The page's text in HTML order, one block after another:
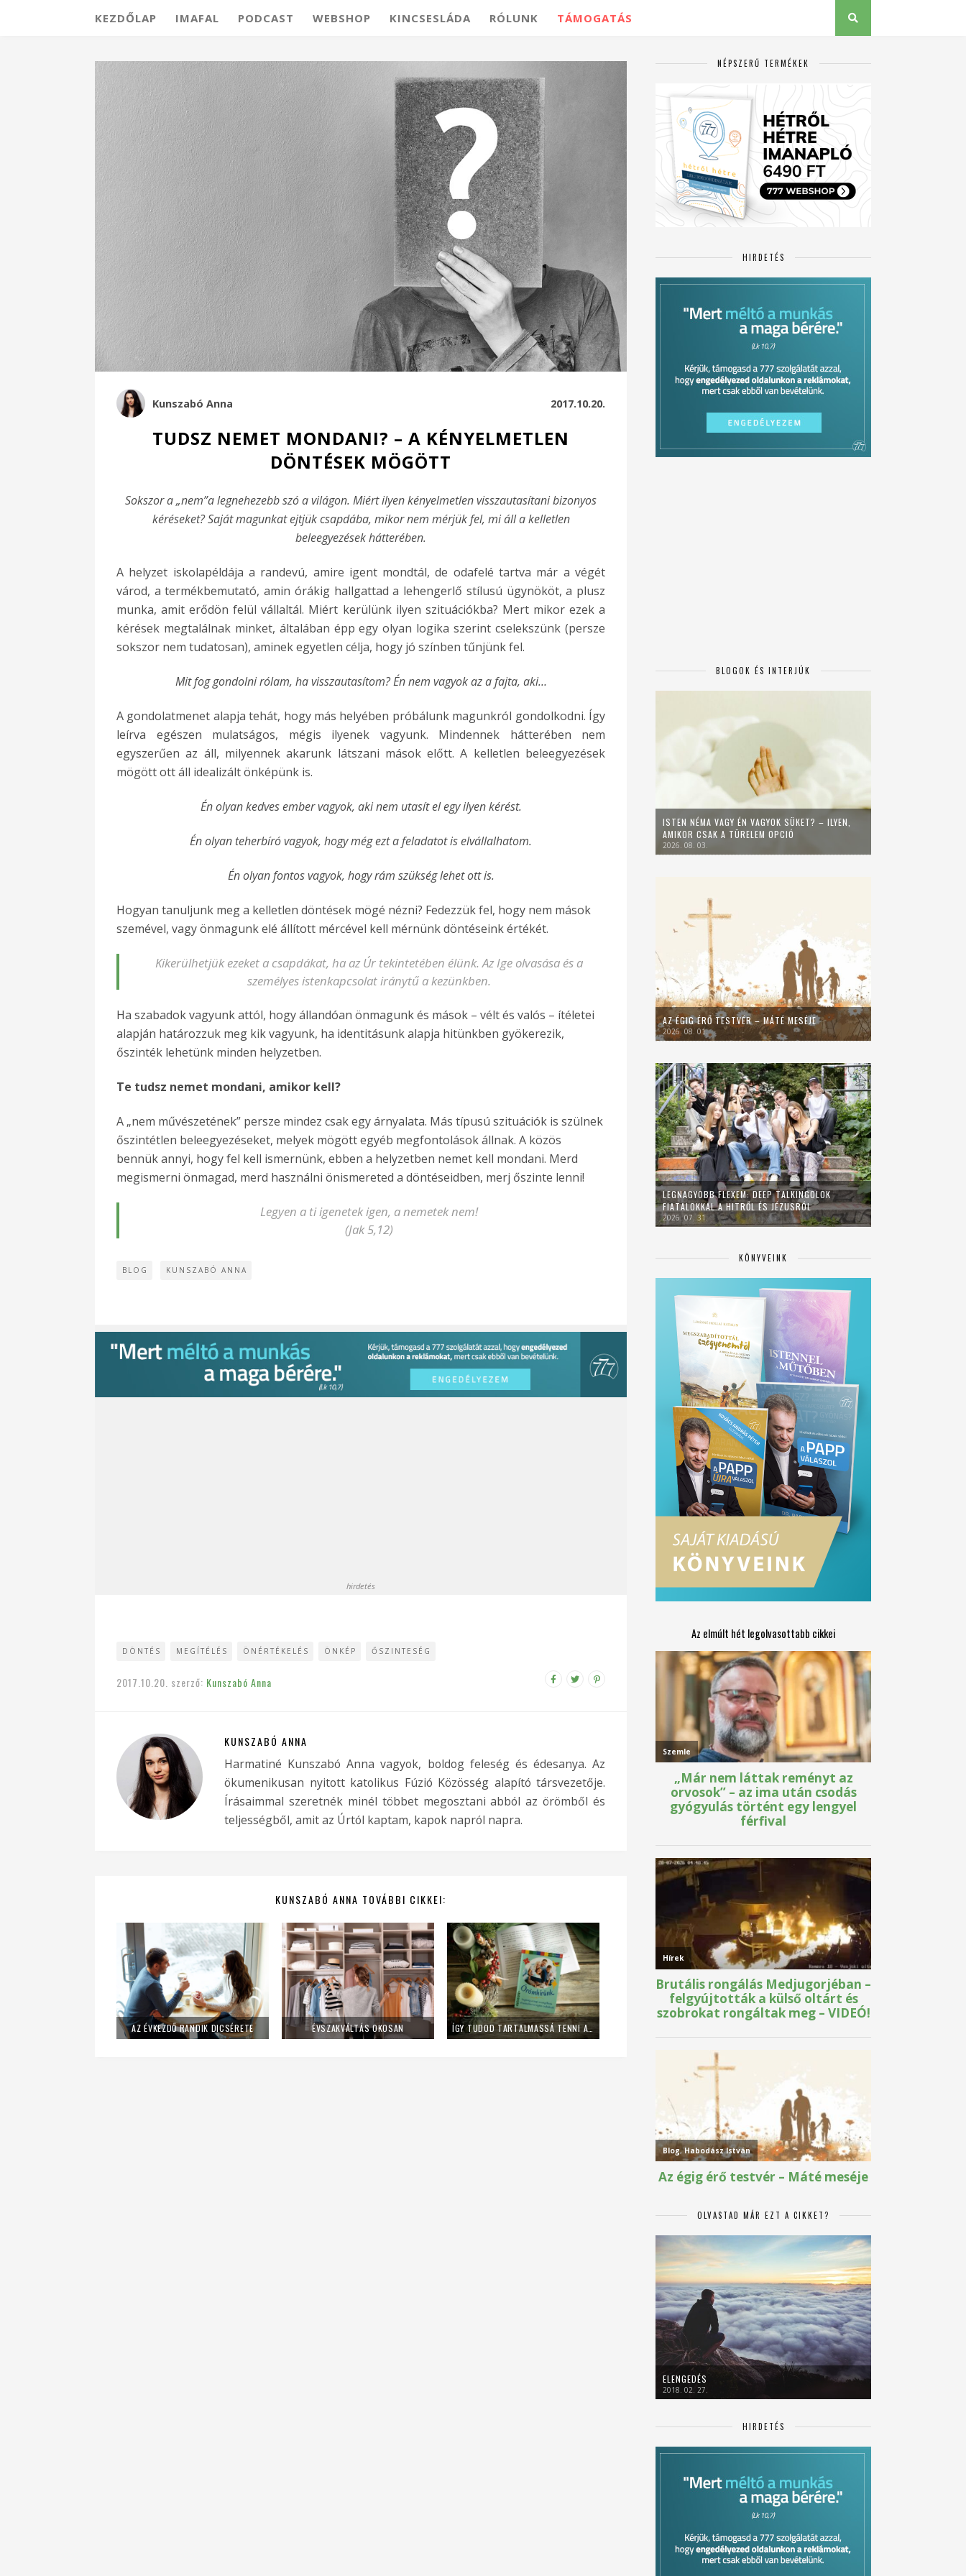
KEZDŐLAP IMAFAL PODCAST WEBSHOP KINCSESLÁDA RÓLUNK TÁMOGATÁS
Kunszabó Anna 2017.10.20.
TUDSZ NEMET MONDANI? – A KÉNYELMETLEN
DÖNTÉSEK MÖGÖTT
Sokszor a „nem”a legnehezebb szó a világon. Miért ilyen kényelmetlen visszautasítani bizonyos
kéréseket? Saját magunkat ejtjük csapdába, mikor nem mérjük fel, mi áll a kelletlen
beleegyezések hátterében.
A helyzet iskolapéldája a randevú, amire igent mondtál, de odafelé tartva már a végét
várod, a termékbemutató, amin órákig hallgattad a lehengerlő stílusú ügynököt, a plusz
munka, amit erődön felül vállaltál. Miért kerülünk ilyen szituációkba? Mert mikor ezek a
kérések megtalálnak minket, általában épp egy olyan logika szerint cselekszünk (persze
sokszor nem tudatosan), aminek egyetlen célja, hogy jó színben tűnjünk fel.
Mit fog gondolni rólam, ha visszautasítom? Én nem vagyok az a fajta, aki…
A gondolatmenet alapja tehát, hogy más helyében próbálunk magunkról gondolkodni. Így
leírva egészen mulatságos, mégis ilyenek vagyunk. Mindennek hátterében nem
egyszerűen az áll, milyennek akarunk látszani mások előtt. A kelletlen beleegyezések
mögött ott áll idealizált önképünk is.
Én olyan kedves ember vagyok, aki nem utasít el egy ilyen kérést.
Én olyan teherbíró vagyok, hogy még ezt a feladatot is elvállalhatom.
Én olyan fontos vagyok, hogy rám szükség lehet ott is.
Hogyan tanuljunk meg a kelletlen döntések mögé nézni? Fedezzük fel, hogy nem mások
szemével, vagy önmagunk elé állított mércével kell mérnünk döntéseink értékét.
Kikerülhetjük ezeket a csapdákat, ha az Úr tekintetében élünk. Az Ige olvasása és a
személyes istenkapcsolat iránytű a kezünkben.
Ha szabadok vagyunk attól, hogy állandóan önmagunk és mások – vélt és valós – ítéletei
alapján határozzuk meg kik vagyunk, ha identitásunk alapja hitünkben gyökerezik,
őszinték lehetünk minden helyzetben.
Te tudsz nemet mondani, amikor kell?
A „nem művészetének” persze mindez csak egy árnyalata. Más típusú szituációk is szülnek
őszintétlen beleegyezéseket, melyek mögött egyéb megfontolások állnak. A közös
bennük annyi, hogy fel kell ismernünk, ebben a helyzetben nemet kell mondani. Merd
megismerni önmagad, merd használni önismereted a döntéseidben, merj őszinte lenni!
Legyen a ti igenetek igen, a nemetek nem!
(Jak 5,12)
BLOG KUNSZABÓ ANNA
hirdetés
DÖNTÉS MEGÍTÉLÉS ÖNÉRTÉKELÉS ÖNKÉP ŐSZINTESÉG
2017.10.20. szerző: Kunszabó Anna
KUNSZABÓ ANNA
Harmatiné Kunszabó Anna vagyok, boldog feleség és édesanya. Az
ökumenikusan nyitott katolikus Fúzió Közösség alapító társvezetője.
Írásaimmal szeretnék minél többet megosztani abból az örömből és
teljességből, amit az Úrtól kaptam, kapok napról napra.
KUNSZABÓ ANNA TOVÁBBI CIKKEI:
AZ ÉVKEZDŐ RANDIK DICSÉRETE ÉVSZAKVÁLTÁS OKOSAN ÍGY TUDOD TARTALMASSÁ TENNI A CSALÁDI IMÁKAT – KÖNYVAJÁNLÓ
NÉPSZERŰ TERMÉKEK
HIRDETÉS
BLOGOK ÉS INTERJÚK
ISTEN NÉMA VAGY ÉN VAGYOK SÜKET? – ILYEN,
AMIKOR CSAK A TÜRELEM OPCIÓ
2026. 08. 03.
AZ ÉGIG ÉRŐ TESTVÉR – MÁTÉ MESÉJE
2026. 08. 01.
LEGNAGYOBB FLEXEM: DEEP TALKINGOLOK
FIATALOKKAL A HITRŐL ÉS JÉZUSRÓL
2026. 07. 31.
KÖNYVEINK
Az elmúlt hét legolvasottabb cikkei
OLVASTAD MÁR EZT A CIKKET?
ELENGEDÉS
2018. 02. 27.
HIRDETÉS